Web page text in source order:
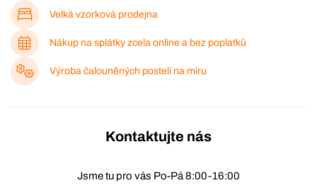
Velká vzorková prodejna
Nákup na splátky zcela online a bez poplatků
Výroba čalouněných postelí na míru
Kontaktujte nás
Jsme tu pro vás Po-Pá 8:00-16:00